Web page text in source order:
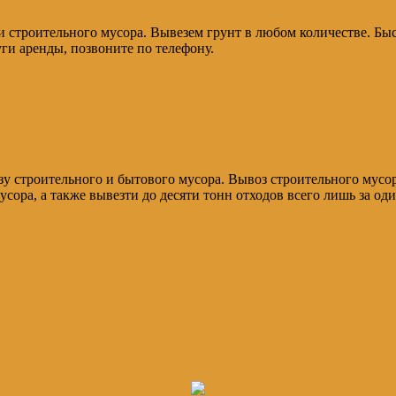
мусора. Вывезем грунт в любом количестве.
аренды, позвоните по телефону.
строительного и бытового мусора. Вывоз строительного
а также вывезти до десяти тонн отходов всего лишь за